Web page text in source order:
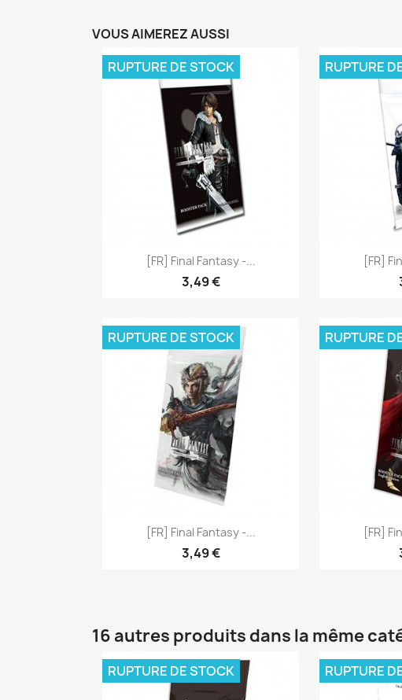
VOUS AIMEREZ AUSSI
[FR] Final Fantasy -...
3,49 €
RUPTURE DE STOCK
Aperçu rapide [FR]
RUPTURE

[FR] Final Fantasy -...
3,49 €
RUPTURE DE STOCK
Aperçu rapide [FR]
RUPTURE

16 autres produits dans la même
RUPTURE DE STOCK RUPTURE